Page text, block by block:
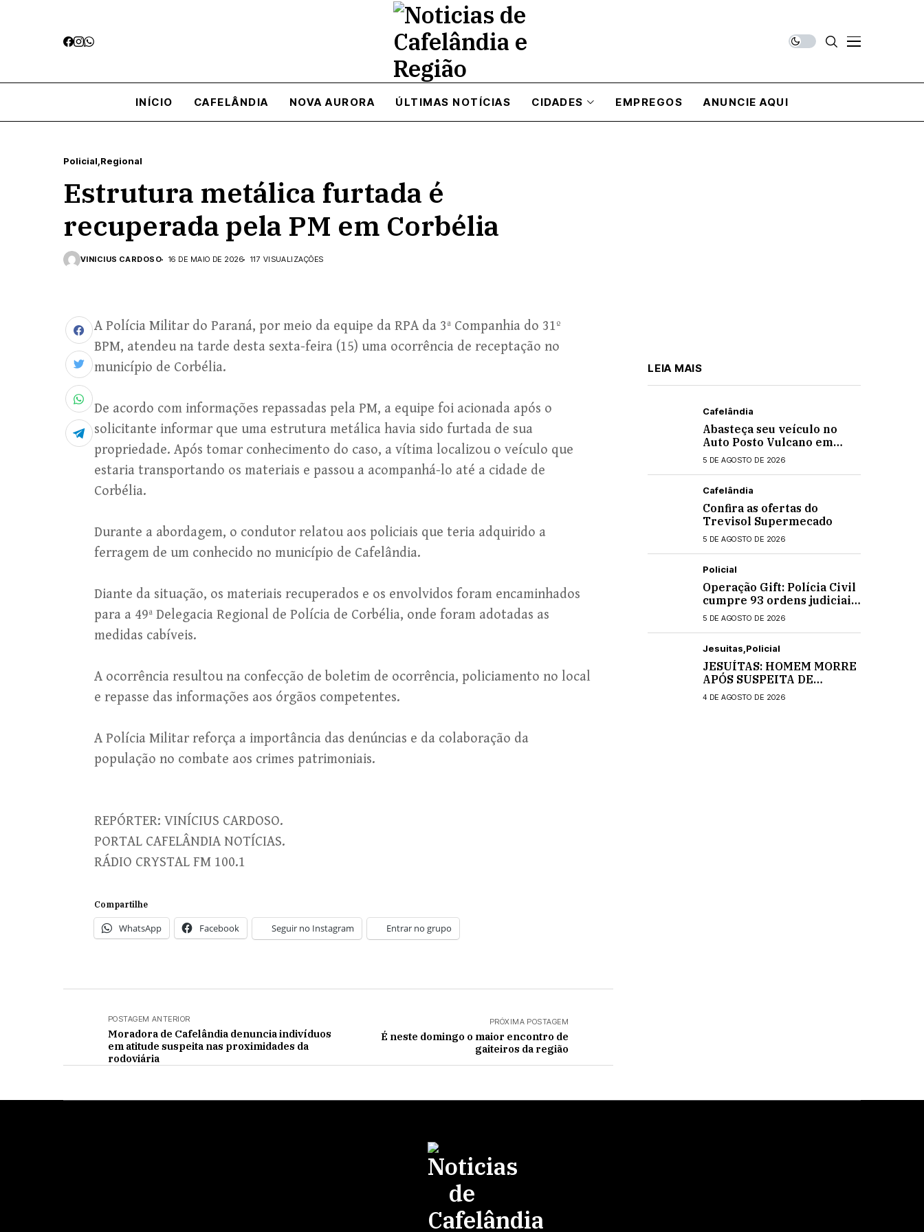
INÍCIO CAFELÂNDIA NOVA AURORA ÚLTIMAS NOTÍCIAS CIDADES EMPREGOS ANUNCIE AQUI
Policial Regional
Estrutura metálica furtada é
recuperada pela PM em Corbélia
VINICIUS CARDOSO 16 DE MAIO DE 2026 117 VISUALIZAÇÕES
A Polícia Militar do Paraná, por meio da equipe da RPA da 3ª Companhia do 31º
BPM, atendeu na tarde desta sexta-feira (15) uma ocorrência de receptação no
município de Corbélia.
De acordo com informações repassadas pela PM, a equipe foi acionada após o
solicitante informar que uma estrutura metálica havia sido furtada de sua
propriedade. Após tomar conhecimento do caso, a vítima localizou o veículo que
estaria transportando os materiais e passou a acompanhá-lo até a cidade de
Corbélia.
Durante a abordagem, o condutor relatou aos policiais que teria adquirido a
ferragem de um conhecido no município de Cafelândia.
Diante da situação, os materiais recuperados e os envolvidos foram encaminhados
para a 49ª Delegacia Regional de Polícia de Corbélia, onde foram adotadas as
medidas cabíveis.
A ocorrência resultou na confecção de boletim de ocorrência, policiamento no local
e repasse das informações aos órgãos competentes.
A Polícia Militar reforça a importância das denúncias e da colaboração da
população no combate aos crimes patrimoniais.
REPÓRTER: VINÍCIUS CARDOSO.
PORTAL CAFELÂNDIA NOTÍCIAS.
RÁDIO CRYSTAL FM 100.1
Compartilhe
WhatsApp Facebook Seguir no Instagram Entrar no grupo
POSTAGEM ANTERIOR
Moradora de Cafelândia denuncia indivíduos
em atitude suspeita nas proximidades da
rodoviária
PRÓXIMA POSTAGEM
É neste domingo o maior encontro de
gaiteiros da região
LEIA MAIS
Cafelândia
Abasteça seu veículo no
Auto Posto Vulcano em
Cafelândia
5 DE AGOSTO DE 2026
Cafelândia
Confira as ofertas do
Trevisol Supermecado
5 DE AGOSTO DE 2026
Policial
Operação Gift: Polícia Civil
cumpre 93 ordens judiciais
no Paraná e Santa Catarina
5 DE AGOSTO DE 2026
Jesuitas Policial
JESUÍTAS: HOMEM MORRE
APÓS SUSPEITA DE
INTOXICAÇÃO
4 DE AGOSTO DE 2026